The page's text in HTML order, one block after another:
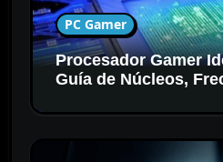
PC Gamer
Procesador Gamer
Guía de Núcleos,